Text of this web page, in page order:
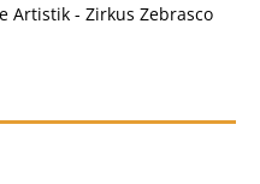
Artistik - Zirkus Zebrasco